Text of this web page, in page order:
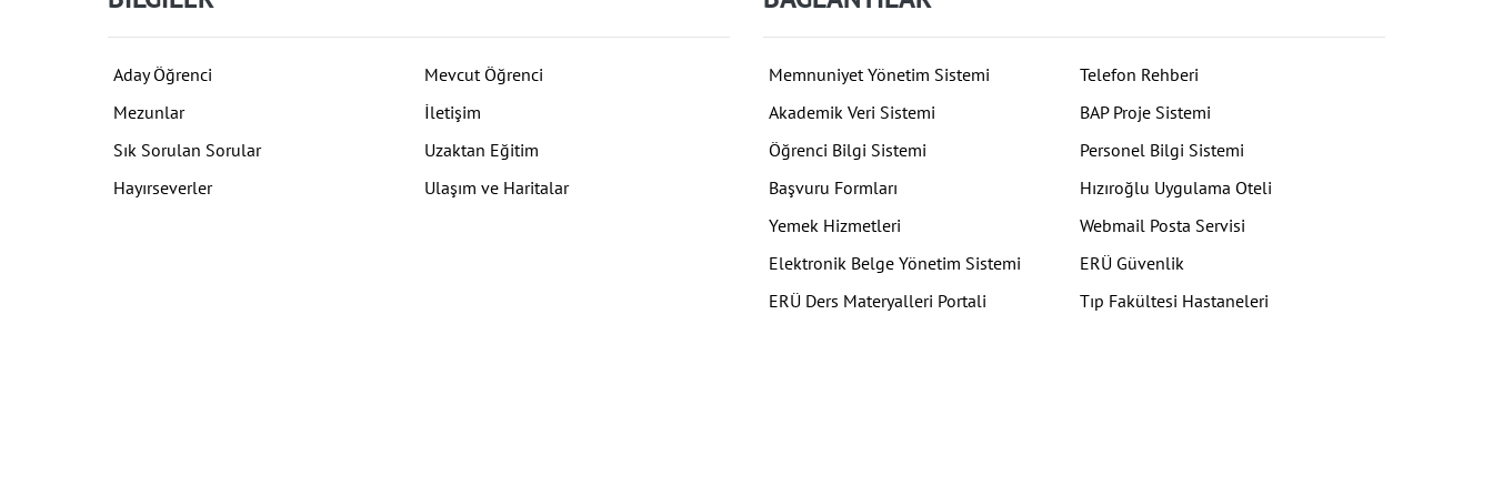
Aday Öğrenci
Mevcut Öğrenci
Mezunlar
İletişim
Sık Sorulan Sorular
Uzaktan Eğitim
Hayırseverler
Ulaşım ve Haritalar
Memnuniyet Yönetim Sistemi
Telefon Rehberi
Akademik Veri Sistemi
BAP Proje Sistemi
Öğrenci Bilgi Sistemi
Personel Bilgi Sistemi
Başvuru Formları
Hızıroğlu Uygulama Oteli
Yemek Hizmetleri
Webmail Posta Servisi
Elektronik Belge Yönetim Sistemi
ERÜ Güvenlik
ERÜ Ders Materyalleri Portali
Tıp Fakültesi Hastaneleri